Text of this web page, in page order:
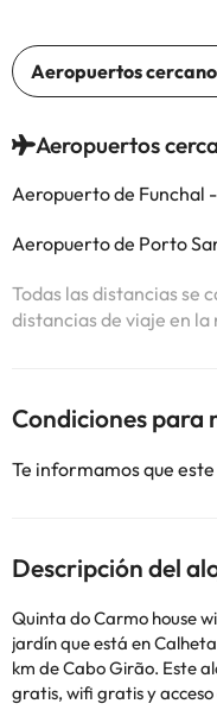
Aeropuertos
Aeropuerto de Funchal
Aeropuerto de Porto
Todas las distancias se
distancias de viaje en
Condiciones para
Te informamos que
Descripción del
Quinta do Carmo house
jardín que está en
km de Cabo Girão. Este
gratis, wifi gratis y acceso a un balcón.